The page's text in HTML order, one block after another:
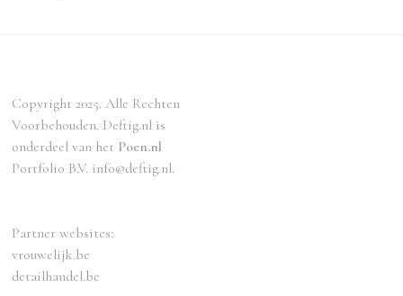
Copyright 2025. Alle Rechten
Voorbehouden. Deftig.nl is
onderdeel van het Poen.nl
Portfolio B.V. info@deftig.nl.
Partner websites:
vrouwelijk.be
detailhandel.be